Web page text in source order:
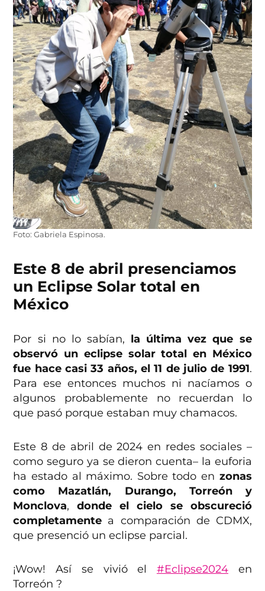
Foto: Gabriela Espinosa.
Este 8 de abril presenciamos
un Eclipse Solar total en
México
Por si no lo sabían, la última vez que se
observó un eclipse solar total en México
fue hace casi 33 años, el 11 de julio de 1991.
Para ese entonces muchos ni nacíamos o
algunos probablemente no recuerdan lo
que pasó porque estaban muy chamacos.
Este 8 de abril de 2024 en redes sociales –
como seguro ya se dieron cuenta– la euforia
ha estado al máximo. Sobre todo en zonas
como
Mazatlán, Durango, Torreón y
Monclova,donde el cielo se obscureció
completamente a comparación de CDMX,
que presenció un eclipse parcial.
¡Wow! Así se vivió el #Eclipse2024en
Torreón ?